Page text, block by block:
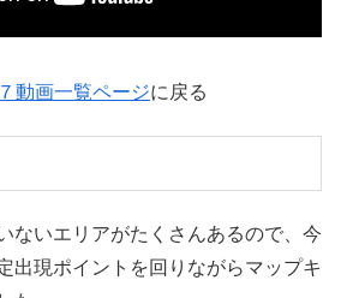
動画一覧ページに戻る
ないエリアがたくさんあるので、今
出現ポイントを回りながらマップキ